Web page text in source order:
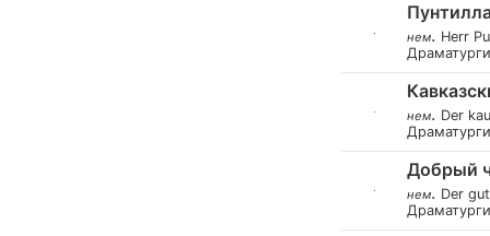
нем. Herr
нем. Der
Добрый
нем. Der